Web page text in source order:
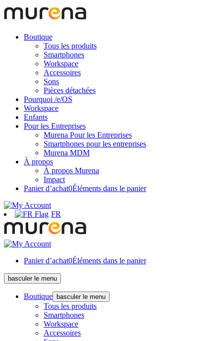
Boutique
Tous les produits
Smartphones
Workspace
Accessoires
Sons
Pièces détachées
Pourquoi /e/OS
Workspace
Enfants
Pour les Entreprises
Murena Pour les Entreprises
Smartphones pour les entreprises
Murena MDM
À propos
À propos Murena
Impact
Panier d’achat0Éléments dans le panier
FR
Panier d’achat0Éléments dans le panier
basculer le menu
Boutique basculer le menu
Tous les produits
Smartphones
Workspace
Accessoires